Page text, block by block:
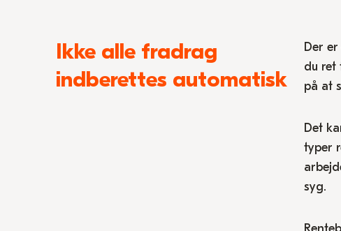
Ikke alle fradrag
indberettes automatisk
Der
du ret
på at
Det
typer
syg.